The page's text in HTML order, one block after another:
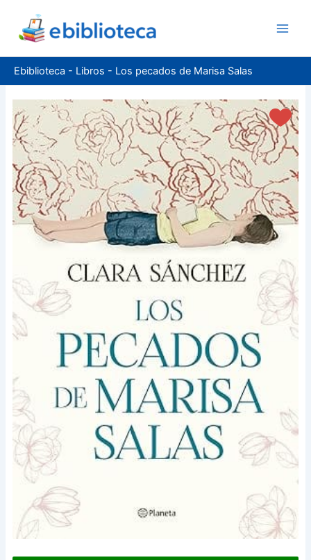
contenido
Ebiblioteca - Libros - Los pecados de Marisa Salas